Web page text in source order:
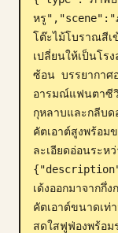
บล็อก
อัปเดต
หรู","scene":"ภ
โต๊ะไม้โบราณสีเ
เปลี่ยนให้เป็นโร
ซ้อน บรรยากาศ
อารมณ์แฟนตาซี
กุหลาบและกลีบด
คัตเอาต์สูงพร้อ
ละเอียดอ่อนระ
เด้งออกมาจากกึ่
คัตเอาต์ขนาดเท่
สดใสฟูฟ่องพร้อม